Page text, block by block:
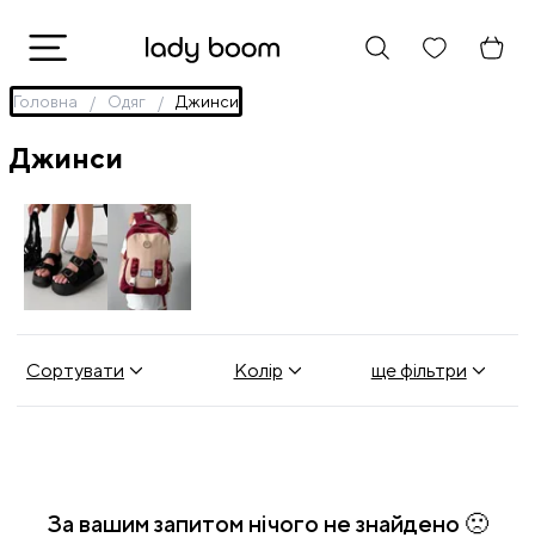
Головна Одяг Джинси
Джинси
Сортувати Колір ще фільтри
За вашим запитом нічого не знайдено 🙁